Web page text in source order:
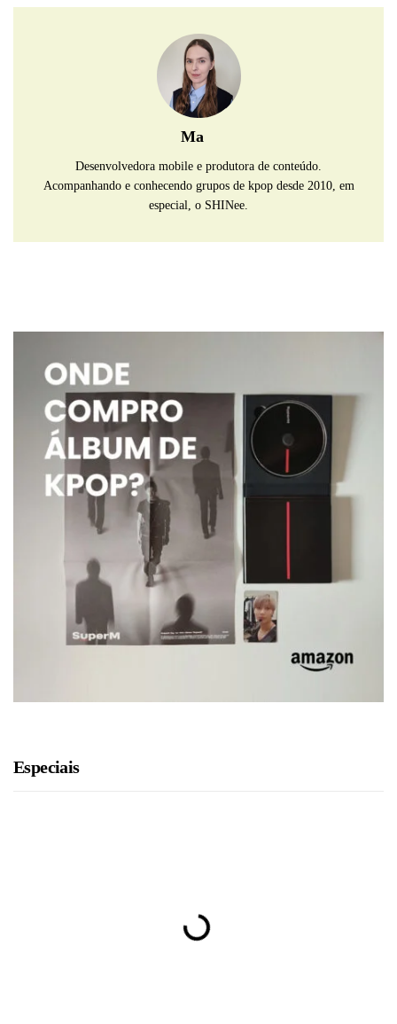
Ma
Desenvolvedora mobile e produtora de conteúdo.
Acompanhando e conhecendo grupos de kpop desde 2010, em
especial, o SHINee.
Especiais